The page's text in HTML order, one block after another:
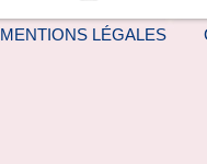
MENTIONS LÉGALES